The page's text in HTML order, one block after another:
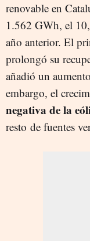
renovable en
1.562 GWh, el
año anterior. El
prolongó su
añadió un
embargo, el
negativa de la
resto de fuentes